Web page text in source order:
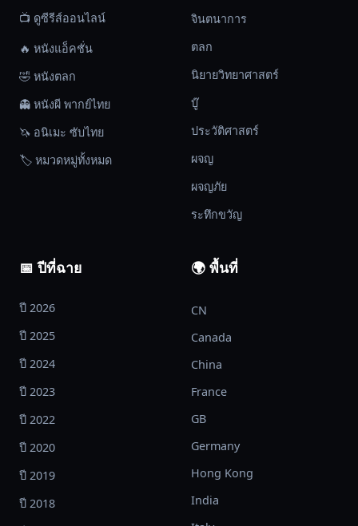
📺 ดูซีรีส์ออนไลน์
🔥 หนังแอ็คชั่น
🤣 หนังตลก
👻 หนังผี พากย์ไทย
🦄 อนิเมะ ซับไทย
🏷️ หมวดหมู่ทั้งหมด
จินตนาการ
ตลก
นิยายวิทยาศาสตร์
บู๊
ประวัติศาสตร์
ผจญ
ผจญภัย
ระทึกขวัญ
📅 ปีที่ฉาย
ปี 2026
ปี 2025
ปี 2024
ปี 2023
ปี 2022
ปี 2020
ปี 2019
ปี 2018
🌍 พื้นที่
CN
Canada
China
France
GB
Germany
Hong Kong
India